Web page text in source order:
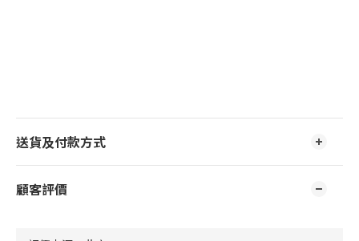
送貨及付款方式
顧客評價